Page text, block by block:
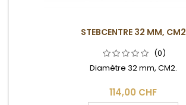
STEBCENTRE 32 MM, CM2
(0)
Diamètre 32 mm, CM2.
114,00 CHF